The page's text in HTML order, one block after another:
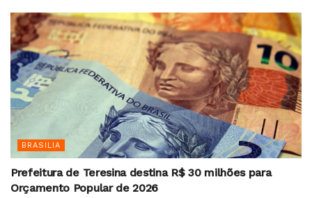
BRASILIA
Prefeitura de Teresina destina R$ 30 milhões para
Orçamento Popular de 2026